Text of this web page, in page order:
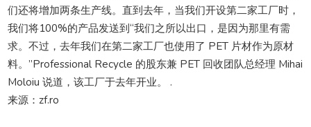
们还将增加两条生产线。直到去年，当我们开设第二家工厂时，
我们将100%的产品发送到“我们之所以出口，是因为那里有需
求。不过，去年我们在第二家工厂也使用了 PET 片材作为原材
料。”Professional Recycle 的股东兼 PET 回收团队总经理 Mihai
Moloiu 说道，该工厂于去年开业。 .
来源：zf.ro